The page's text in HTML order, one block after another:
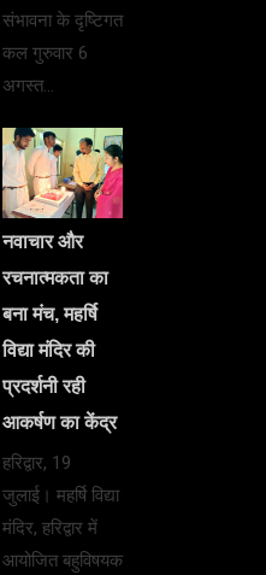
संभावना के दृष्टिगत
कल गुरुवार 6
अगस्त…
नवाचार और
रचनात्मकता का
बना मंच, महर्षि
विद्या मंदिर की
प्रदर्शनी रही
आकर्षण का केंद्र
हरिद्वार, 19
जुलाई। महर्षि विद्या
मंदिर, हरिद्वार में
आयोजित बहुविषयक